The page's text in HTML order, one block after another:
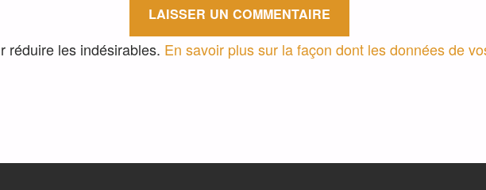
réduire les indésirables. En savoir plus sur la façon dont les données de